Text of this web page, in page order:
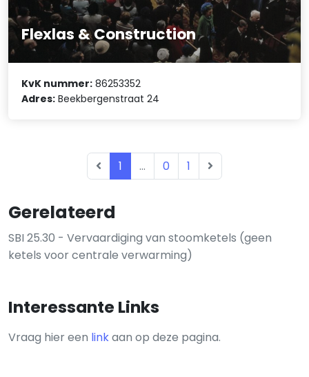
Gerelateerd
SBI 25.30 - Vervaardiging van stoomketels (geen
ketels voor centrale verwarming)
Interessante Links
Vraag hier een linkaan op deze pagina.
Flexlas & Construction
KvK nummer: 86253352
Adres: Beekbergenstraat 24
1 ... 0 1